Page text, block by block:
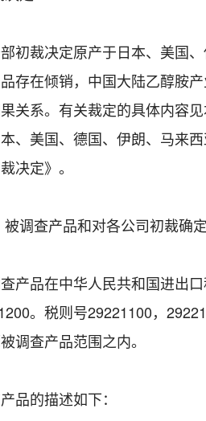
裁决定原产于日本、美国、
存在倾销，中国大陆乙醇胺
关系。有关裁定的具体内容
、美国、德国、伊朗、马来
决定》。
查产品和对各公司初裁确
品在中华人民共和国进出口
。税则号29221100，
调查产品范围之内。
的描述如下：